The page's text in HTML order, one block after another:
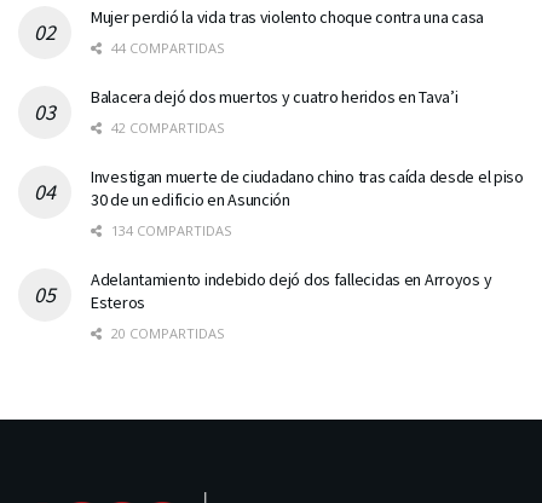
Mujer perdió la vida tras violento choque contra una casa
44 COMPARTIDAS
Balacera dejó dos muertos y cuatro heridos en Tava’i
42 COMPARTIDAS
Investigan muerte de ciudadano chino tras caída desde el piso
30 de un edificio en Asunción
134 COMPARTIDAS
Adelantamiento indebido dejó dos fallecidas en Arroyos y
Esteros
20 COMPARTIDAS